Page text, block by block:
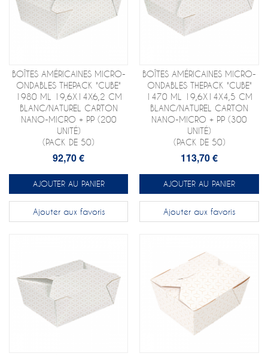
BOÎTES AMÉRICAINES MICRO-
ONDABLES THEPACK "CUBE"
1980 ML 19,6X14X6,2 CM
BLANC/NATUREL CARTON
NANO-MICRO + PP (200
UNITÉ)
(PACK DE 50)
92,70 €
AJOUTER AU PANIER
Ajouter aux favoris
BOÎTES AMÉRICAINES MICRO-
ONDABLES THEPACK "CUBE"
1470 ML 19,6X14X4,5 CM
BLANC/NATUREL CARTON
NANO-MICRO + PP (300
UNITÉ)
(PACK DE 50)
113,70 €
AJOUTER AU PANIER
Ajouter aux favoris